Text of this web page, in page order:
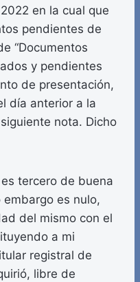
en la cual que
pendientes de
“Documentos
y pendientes
de presentación,
día anterior a la
nota. Dicho
tercero de buena
es nulo,
del mismo con el
a mi
registral de
libre de